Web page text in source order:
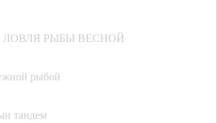
ЛОВЛЯ РЫБЫ ВЕСНОЙ
рыбой
тандем